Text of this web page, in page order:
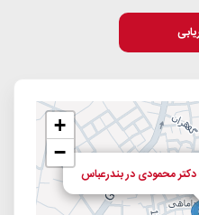
محمودی در بندرعباس
+
−